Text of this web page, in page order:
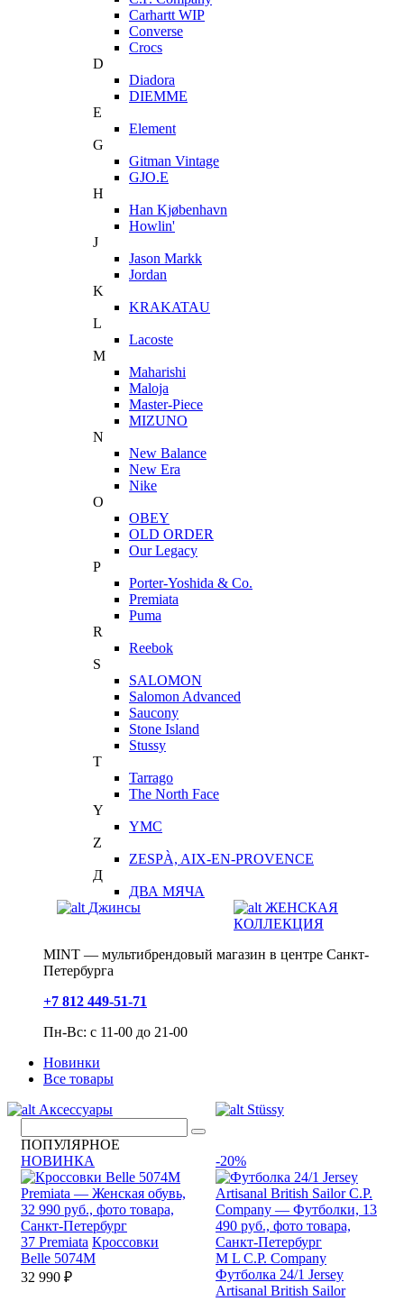
Carhartt WIP
Converse
Crocs
D
Diadora
DIEMME
E
Element
G
Gitman Vintage
GJO.E
H
Han Kjøbenhavn
Howlin'
J
Jason Markk
Jordan
K
KRAKATAU
L
Lacoste
M
Maharishi
Maloja
Master-Piece
MIZUNO
N
New Balance
New Era
Nike
O
OBEY
OLD ORDER
Our Legacy
P
Porter-Yoshida & Co.
Premiata
Puma
R
Reebok
S
SALOMON
Salomon Advanced
Saucony
Stone Island
Stussy
T
Tarrago
The North Face
Y
YMC
Z
ZESPÀ, AIX-EN-PROVENCE
Д
ДВА МЯЧА
Джинсы
ЖЕНСКАЯ
КОЛЛЕКЦИЯ
MINT — мультибрендовый магазин в центре Санкт-
Петербурга
+7 812 449-51-71
Пн-Вс: с 11-00 до 21-00
Новинки
Все товары
Аксессуары
Stüssy
ПОПУЛЯРНОЕ
НОВИНКА
37 Premiata Кроссовки
Belle 5074M
32 990 ₽
-20%
M L C.P. Company
Футболка 24/1 Jersey
Artisanal British Sailor